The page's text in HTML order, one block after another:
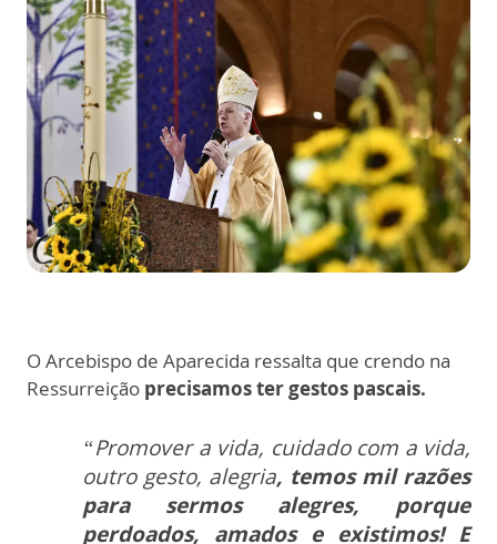
O Arcebispo de Aparecida ressalta que crendo na
Ressurreição precisamos ter gestos pascais.
“Promover a vida, cuidado com a vida,
outro gesto, alegria, temos mil razões
para sermos alegres, porque
perdoados, amados e existimos! E